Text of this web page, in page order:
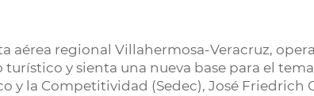
aérea regional Villahermosa-Veracruz,
y sienta una nueva base para el
y la Competitividad (Sedec), José Friedrich